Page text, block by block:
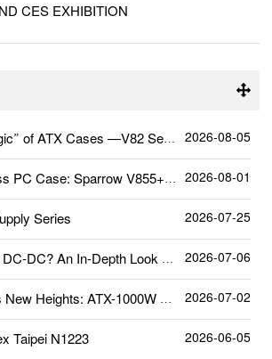
CES EXHIBITION
2026-08-05
of ATX Cases —V82 Series
2026-08-01
V855+—A Quick Review After Unboxing
2026-07-25
Series
2026-07-06
SOEYI’s Pioneering High-Precision Dual-Crystal DC-DC Circuit
2026-07-02
1000W Power Supply Certified by Cybenetics
2026-06-05
Taipei N1223